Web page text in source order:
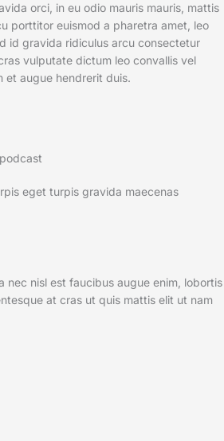
orci, in eu odio mauris mauris, mattis
porttitor euismod a pharetra amet, leo
id gravida ridiculus arcu consectetur
vulputate dictum leo convallis vel
et augue hendrerit duis.
eget turpis gravida maecenas
nec nisl est faucibus augue enim, lobortis
at cras ut quis mattis elit ut nam